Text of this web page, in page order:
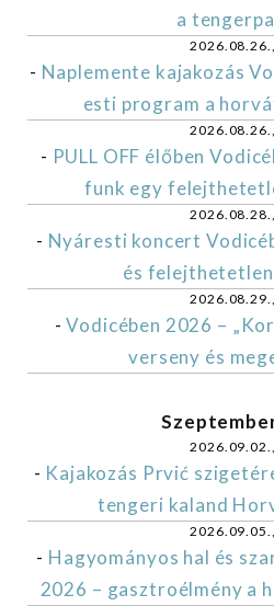
a
- Naplemente kajakozás
esti program a
- PULL OFF élőben
funk egy
- Nyáresti koncert
és
-Vodicében 2026 –
verseny és
- Kajakozás Prvić
tengeri kaland
- Hagyományos hal és
2026 – gasztroélmény a